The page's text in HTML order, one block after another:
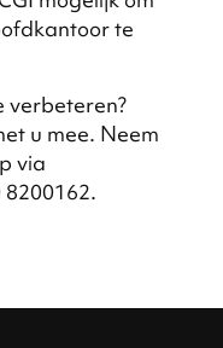
te
verbeteren?
u mee. Neem
via
8200162.